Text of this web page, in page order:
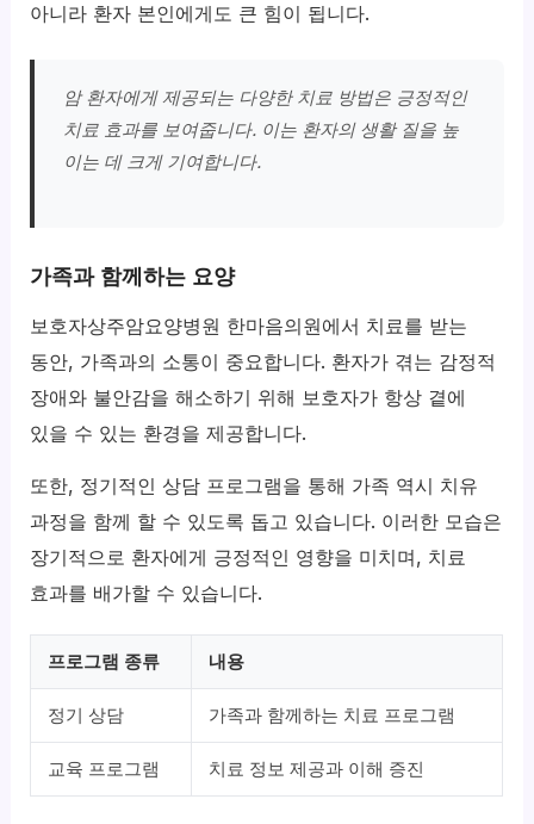
아니라 환자 본인에게도 큰 힘이 됩니다.
암 환자에게 제공되는 다양한 치료 방법은 긍정적인
치료 효과를 보여줍니다. 이는 환자의 생활 질을 높
이는 데 크게 기여합니다.
가족과 함께하는 요양
보호자상주암요양병원 한마음의원에서 치료를 받는
동안, 가족과의 소통이 중요합니다. 환자가 겪는 감정적
장애와 불안감을 해소하기 위해 보호자가 항상 곁에
있을 수 있는 환경을 제공합니다.
또한, 정기적인 상담 프로그램을 통해 가족 역시 치유
과정을 함께 할 수 있도록 돕고 있습니다. 이러한 모습은
장기적으로 환자에게 긍정적인 영향을 미치며, 치료
효과를 배가할 수 있습니다.
프로그램 종류 내용
정기 상담 가족과 함께하는 치료 프로그램
교육 프로그램 치료 정보 제공과 이해 증진